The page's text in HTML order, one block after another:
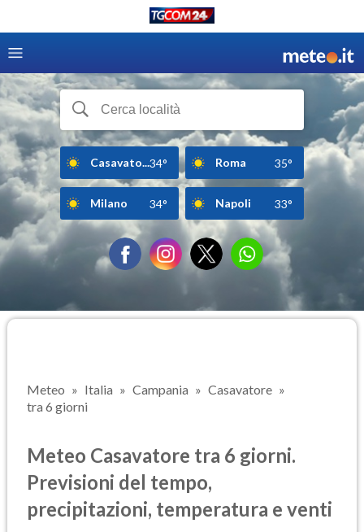
Casavato...34° Roma 35°
Milano 34° Napoli 33°
Meteo Italia Campania
Casavatore
tra 6 giorni
Meteo Casavatore tra 6 giorni.
Previsioni del tempo,
precipitazioni, temperatura e venti